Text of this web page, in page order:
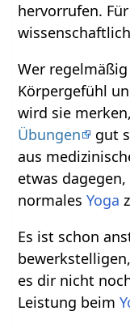
hervorrufen.
Wer
Körpergefühl
wird sie
Übungen
gut
aus
etwas dagegen,
normalesYoga
Es ist schon
es dir nicht
Leistung beim